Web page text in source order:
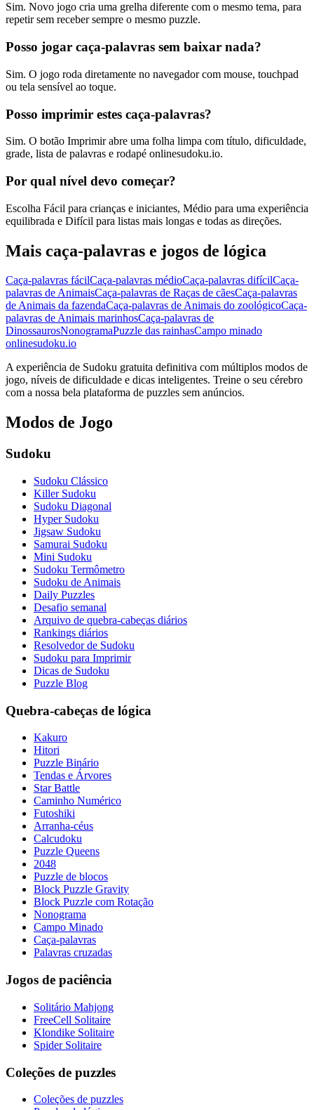
Sim. Novo jogo cria uma grelha diferente com o mesmo tema, para
repetir sem receber sempre o mesmo puzzle.
Posso jogar caça-palavras sem baixar nada?
Sim. O jogo roda diretamente no navegador com mouse, touchpad
ou tela sensível ao toque.
Posso imprimir estes caça-palavras?
Sim. O botão Imprimir abre uma folha limpa com título, dificuldade,
grade, lista de palavras e rodapé onlinesudoku.io.
Por qual nível devo começar?
Escolha Fácil para crianças e iniciantes, Médio para uma experiência
equilibrada e Difícil para listas mais longas e todas as direções.
Mais caça-palavras e jogos de lógica
Caça-palavras fácilCaça-palavras médioCaça-palavras difícilCaça-
palavras de AnimaisCaça-palavras de Raças de cãesCaça-palavras
de Animais da fazendaCaça-palavras de Animais do zoológicoCaça-
palavras de Animais marinhosCaça-palavras de
DinossaurosNonogramaPuzzle das rainhasCampo minado
onlinesudoku.io
A experiência de Sudoku gratuita definitiva com múltiplos modos de
jogo, níveis de dificuldade e dicas inteligentes. Treine o seu cérebro
com a nossa bela plataforma de puzzles sem anúncios.
Modos de Jogo
Sudoku
Sudoku Clássico
Killer Sudoku
Sudoku Diagonal
Hyper Sudoku
Jigsaw Sudoku
Samurai Sudoku
Mini Sudoku
Sudoku Termômetro
Sudoku de Animais
Daily Puzzles
Desafio semanal
Arquivo de quebra-cabeças diários
Rankings diários
Resolvedor de Sudoku
Sudoku para Imprimir
Dicas de Sudoku
Puzzle Blog
Quebra-cabeças de lógica
Kakuro
Hitori
Puzzle Binário
Tendas e Árvores
Star Battle
Caminho Numérico
Futoshiki
Arranha-céus
Calcudoku
Puzzle Queens
2048
Puzzle de blocos
Block Puzzle Gravity
Block Puzzle com Rotação
Nonograma
Campo Minado
Caça-palavras
Palavras cruzadas
Jogos de paciência
Solitário Mahjong
FreeCell Solitaire
Klondike Solitaire
Spider Solitaire
Coleções de puzzles
Coleções de puzzles